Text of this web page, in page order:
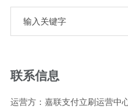
联系信息
运营方：嘉联支付立刷运营中